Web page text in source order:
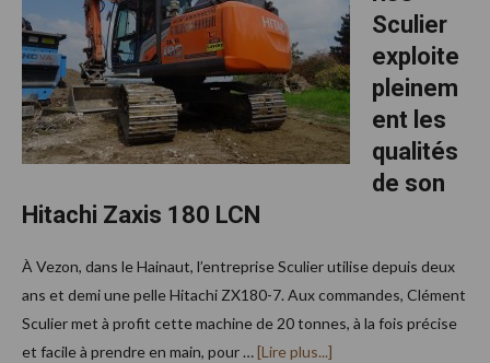
Sculier
exploite
pleinem
ent les
qualités
de son
Hitachi Zaxis 180 LCN
À Vezon, dans le Hainaut, l’entreprise Sculier utilise depuis deux
ans et demi une pelle Hitachi ZX180-7. Aux commandes, Clément
Sculier met à profit cette machine de 20 tonnes, à la fois précise
et facile à prendre en main, pour …[Lire plus...]